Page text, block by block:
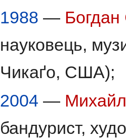
1988 —
науковець,
Чикаґо, США);
2004 —
бандурист,